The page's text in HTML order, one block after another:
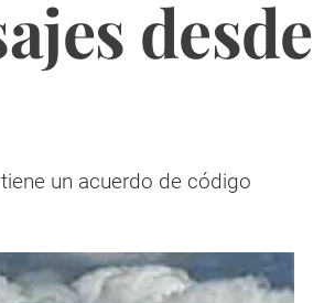
desde
un acuerdo de código